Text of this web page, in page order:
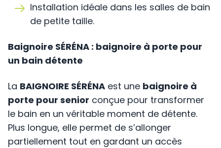
Installation idéale dans les salles de bain
de petite taille.
Baignoire SÉRÉNA : baignoire à porte pour
un bain détente
La BAIGNOIRE SÉRÉNA est une baignoire à
porte pour senior conçue pour transformer
le bain en un véritable moment de détente.
Plus longue, elle permet de s’allonger
partiellement tout en gardant un accès